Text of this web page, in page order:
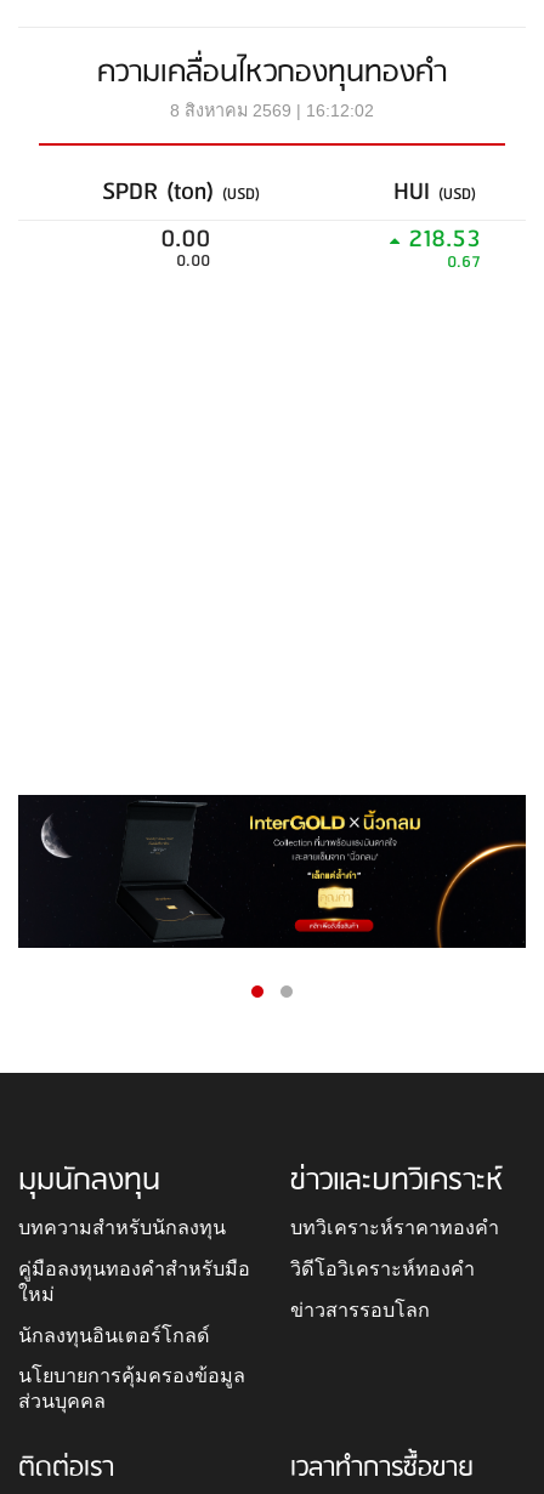
ความเคลื่อนไหวกองทุนทองคำ
8 สิงหาคม 2569 | 16:12:02
SPDR (ton) (USD) HUI (USD)
0.00
0.00
218.53
0.67
มุมนักลงทุน
บทความสำหรับนักลงทุน
คู่มือลงทุนทองคำสำหรับมือ
ใหม่
นักลงทุนอินเตอร์โกลด์
นโยบายการคุ้มครองข้อมูล
ส่วนบุคคล
ข่าวและบทวิเคราะห์
บทวิเคราะห์ราคาทองคำ
วิดีโอวิเคราะห์ทองคำ
ข่าวสารรอบโลก
ติดต่อเรา เวลาทำการซื้อขาย